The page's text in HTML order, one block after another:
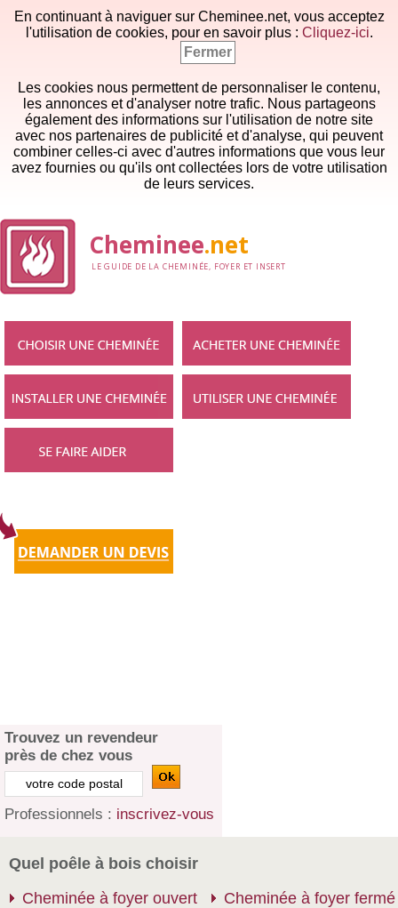
En continuant à naviguer sur Cheminee.net, vous acceptez
l'utilisation de cookies, pour en savoir plus : Cliquez-ici.
Fermer
Les cookies nous permettent de personnaliser le contenu,
les annonces et d'analyser notre trafic. Nous partageons
également des informations sur l'utilisation de notre site
avec nos partenaires de publicité et d'analyse, qui peuvent
combiner celles-ci avec d'autres informations que vous leur
avez fournies ou qu'ils ont collectées lors de votre utilisation
de leurs services.
Cheminee.net
LE GUIDE DE LA CHEMINÉE, FOYER ET INSERT
Trouvez un revendeur
près de chez vous
Professionnels : inscrivez-vous
Quel poêle à bois choisir
Cheminée à foyer ouvert
Cheminée à foyer fermé